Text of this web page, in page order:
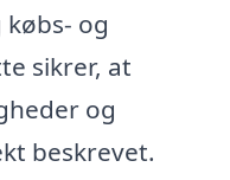
og
sikrer, at
og
beskrevet.